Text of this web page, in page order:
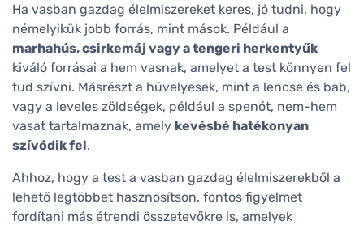
Ha vasban gazdag élelmiszereket keres, jó tudni, hogy
némelyikük jobb forrás, mint mások. Például a
marhahús, csirkemáj vagy a tengeri herkentyűk
kiváló forrásai a hem vasnak, amelyet a test könnyen fel
tud szívni. Másrészt a hüvelyesek, mint a lencse és bab,
vagy a leveles zöldségek, például a spenót, nem-hem
vasat tartalmaznak, amely kevésbé hatékonyan
szívódik fel.
Ahhoz, hogy a test a vasban gazdag élelmiszerekből a
lehető legtöbbet hasznosítson, fontos figyelmet
fordítani más étrendi összetevőkre is, amelyek